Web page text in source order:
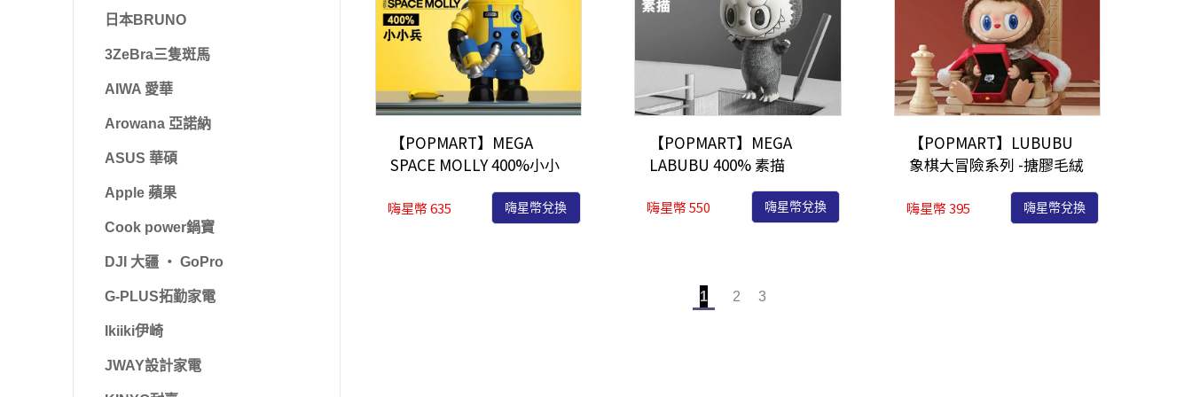
日本BRUNO
3ZeBra三隻斑馬
AIWA 愛華
Arowana 亞諾納
ASUS 華碩
Apple 蘋果
Cook power鍋寶
DJI 大疆 ‧ GoPro
G-PLUS拓勤家電
Ikiiki伊崎
JWAY設計家電
【POPMART】MEGA
SPACE MOLLY 400%小小
嗨星幣 635 嗨星幣兌換
【POPMART】MEGA
LABUBU 400% 素描
嗨星幣 550 嗨星幣兌換
【POPMART】LUBUBU
象棋大冒險系列 -搪膠毛絨
吊卡-國王37cm (L1)
嗨星幣 395 嗨星幣兌換
1 2 3